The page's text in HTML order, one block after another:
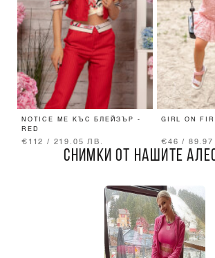
NOTICE ME КЪС БЛЕЙЗЪР -
RED
€112 / 219.05 ЛВ.
GIRL ON
€46 / 89.97
СНИМКИ ОТ НАШИТЕ